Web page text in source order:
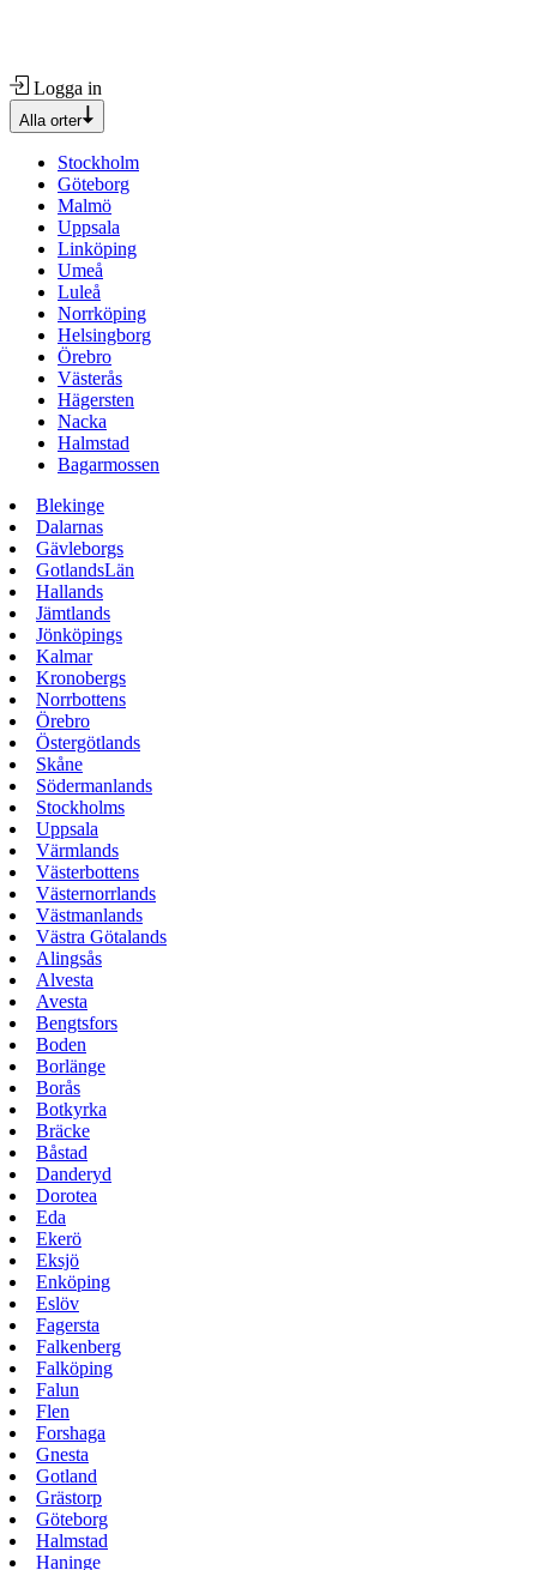
Logga in
Alla orter
Stockholm
Göteborg
Malmö
Uppsala
Linköping
Umeå
Luleå
Norrköping
Helsingborg
Örebro
Västerås
Hägersten
Nacka
Halmstad
Bagarmossen
Blekinge
Dalarnas
Gävleborgs
GotlandsLän
Hallands
Jämtlands
Jönköpings
Kalmar
Kronobergs
Norrbottens
Örebro
Östergötlands
Skåne
Södermanlands
Stockholms
Uppsala
Värmlands
Västerbottens
Västernorrlands
Västmanlands
Västra Götalands
Alingsås
Alvesta
Avesta
Bengtsfors
Boden
Borlänge
Borås
Botkyrka
Bräcke
Båstad
Danderyd
Dorotea
Eda
Ekerö
Eksjö
Enköping
Eslöv
Fagersta
Falkenberg
Falköping
Falun
Flen
Forshaga
Gnesta
Gotland
Grästorp
Göteborg
Halmstad
Haninge